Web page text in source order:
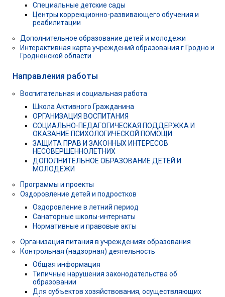
Специальные детские сады
Центры коррекционно-развивающего обучения и
реабилитации
Дополнительное образование детей и молодежи
Интерактивная карта учреждений образования г.Гродно и
Гродненской области
Направления работы
Воспитательная и социальная работа
Школа Активного Гражданина
ОРГАНИЗАЦИЯ ВОСПИТАНИЯ
СОЦИАЛЬНО-ПЕДАГОГИЧЕСКАЯ ПОДДЕРЖКА И
ОКАЗАНИЕ ПСИХОЛОГИЧЕСКОЙ ПОМОЩИ
ЗАЩИТА ПРАВ И ЗАКОННЫХ ИНТЕРЕСОВ
НЕСОВЕРШЕННОЛЕТНИХ
ДОПОЛНИТЕЛЬНОЕ ОБРАЗОВАНИЕ ДЕТЕЙ И
МОЛОДЁЖИ
Программы и проекты
Оздоровление детей и подростков
Оздоровление в летний период
Санаторные школы-интернаты
Нормативные и правовые акты
Организация питания в учреждениях образования
Контрольная (надзорная) деятельность
Общая информация
Типичные нарушения законодательства об
образовании
Для субъектов хозяйствования, осуществляющих